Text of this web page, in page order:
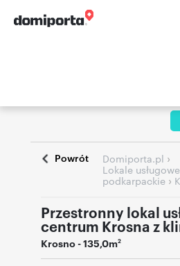
Powrót Domiporta.pl ›
Lokale
podkarpackie ›
Przestronny lokal
centrum Krosna z
Krosno- 135,0m2